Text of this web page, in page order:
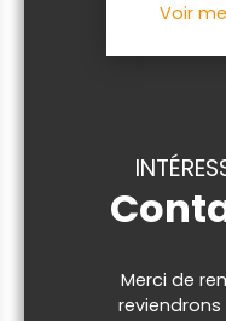
Voir
Merci de